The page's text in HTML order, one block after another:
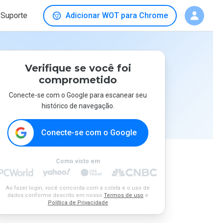
Suporte Adicionar WOT para Chrome
Verifique se você foi
comprometido
Conecte-se com o Google para escanear seu
histórico de navegação.
Conecte-se com o Google
Como visto em
Ao fazer login, você concorda com a coleta e o uso de
dados conforme descrito em nosso Termos de uso e
Política de Privacidade